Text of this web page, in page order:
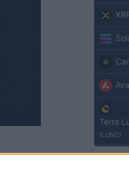
Terra
(LUNC)